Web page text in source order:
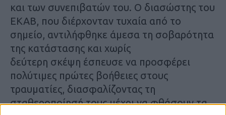
και των συνεπιβατών του. Ο διασώστης του
ΕΚΑΒ, που διέρχονταν τυχαία από το
σημείο, αντιλήφθηκε άμεσα τη σοβαρότητα
της κατάστασης και χωρίς
δεύτερη σκέψη έσπευσε να προσφέρει
πολύτιμες πρώτες βοήθειες στους
τραυματίες, διασφαλίζοντας τη
σταθεροποίησή τους μέχρι να φθάσουν τα